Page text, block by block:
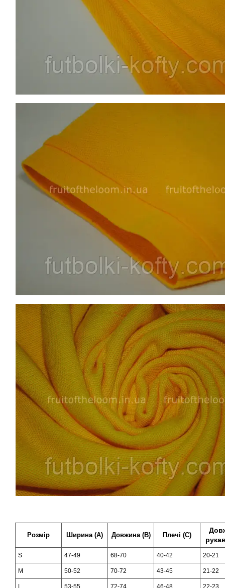
Розмір Ширина (А) Довжина (B) Плечі (C)
S 47-49 68-70 40-42 20-21
M 50-52 70-72 43-45 21-22
53-55 72-74 46-48 22-23